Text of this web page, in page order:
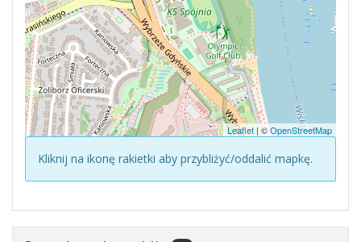
Leaflet | ©OpenStreetMap
Kliknij na ikonę rakietki aby przybliżyć/oddalić mapkę.